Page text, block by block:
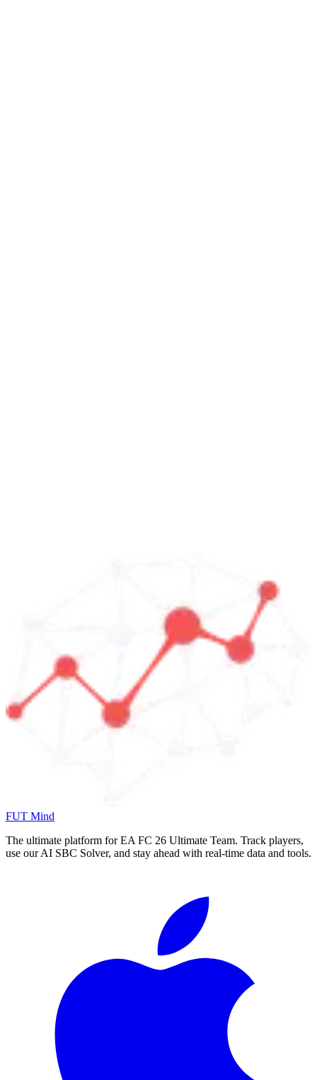
FUT Mind
The ultimate platform for EA FC 26 Ultimate Team. Track players,
use our AI SBC Solver, and stay ahead with real-time data and tools.